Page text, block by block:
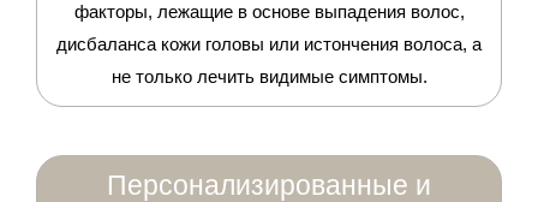
факторы, лежащие в основе выпадения волос,
дисбаланса кожи головы или истончения волоса, а
не только лечить видимые симптомы.
Персонализированные и